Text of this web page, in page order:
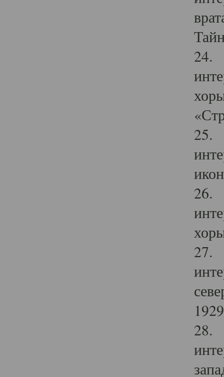
24.
25.
26.
27.
28.